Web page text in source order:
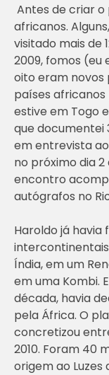
Antes de criar o
africanos.
visitado mais de
2009, fomos (eu
oito eram novos
países africanos
estive em Togo
que documentei
em entrevista ao
no próximo dia
encontro
autógrafos no
Haroldo já havia
intercontinentais
Índia, em um
em uma Kombi.
década, havia
pela África. O
concretizou
2010. Foram 40
origem ao Luzes